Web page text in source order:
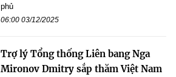
phủ
06:00 03/12/2025
Trợ lý Tổng thống Liên bang Nga
Mironov Dmitry sắp thăm Việt Nam